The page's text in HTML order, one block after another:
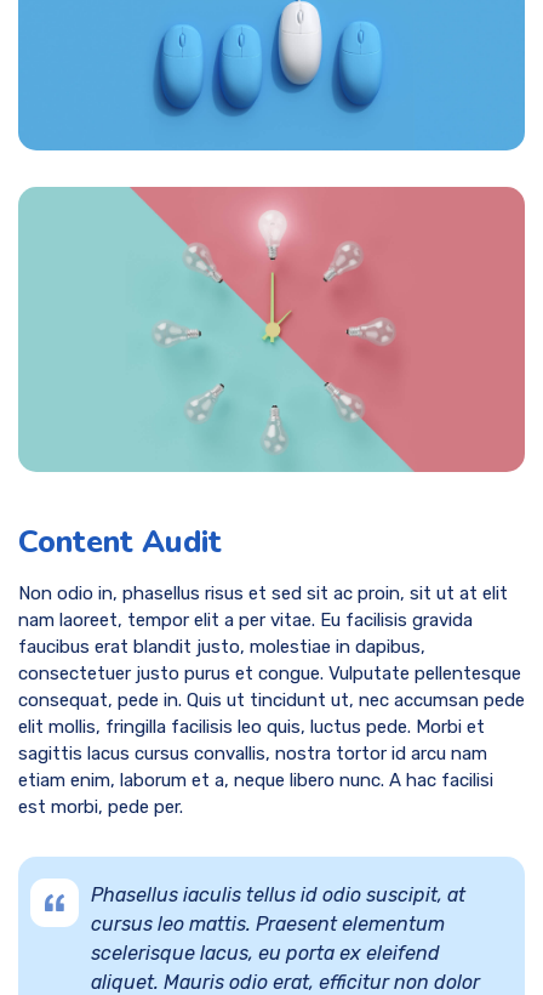
Content Audit
Non odio in, phasellus risus et sed sit ac proin, sit ut at elit
nam laoreet, tempor elit a per vitae. Eu facilisis gravida
faucibus erat blandit justo, molestiae in dapibus,
consectetuer justo purus et congue. Vulputate pellentesque
consequat, pede in. Quis ut tincidunt ut, nec accumsan pede
elit mollis, fringilla facilisis leo quis, luctus pede. Morbi et
sagittis lacus cursus convallis, nostra tortor id arcu nam
etiam enim, laborum et a, neque libero nunc. A hac facilisi
est morbi, pede per.
Phasellus iaculis tellus id odio suscipit, at
cursus leo mattis. Praesent elementum
scelerisque lacus, eu porta ex eleifend
aliquet. Mauris odio erat, efficitur non dolor